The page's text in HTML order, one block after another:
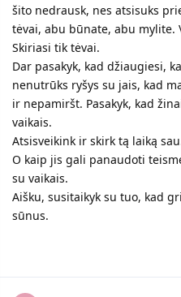
šito nedrausk, nes atsisuks
tėvai, abu būnate, abu mylite.
Skiriasi tik tėvai.
Dar pasakyk, kad džiaugiesi,
nenutrūks ryšys su jais, kad
ir nepamiršt. Pasakyk, kad
vaikais.
Atsisveikink ir skirk tą laiką
O kaip jis gali panaudoti
su vaikais.
Aišku, susitaikyk su tuo, kad
sūnus.